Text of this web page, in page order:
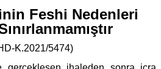
Feshi Nedenleri
K.2021/5474)